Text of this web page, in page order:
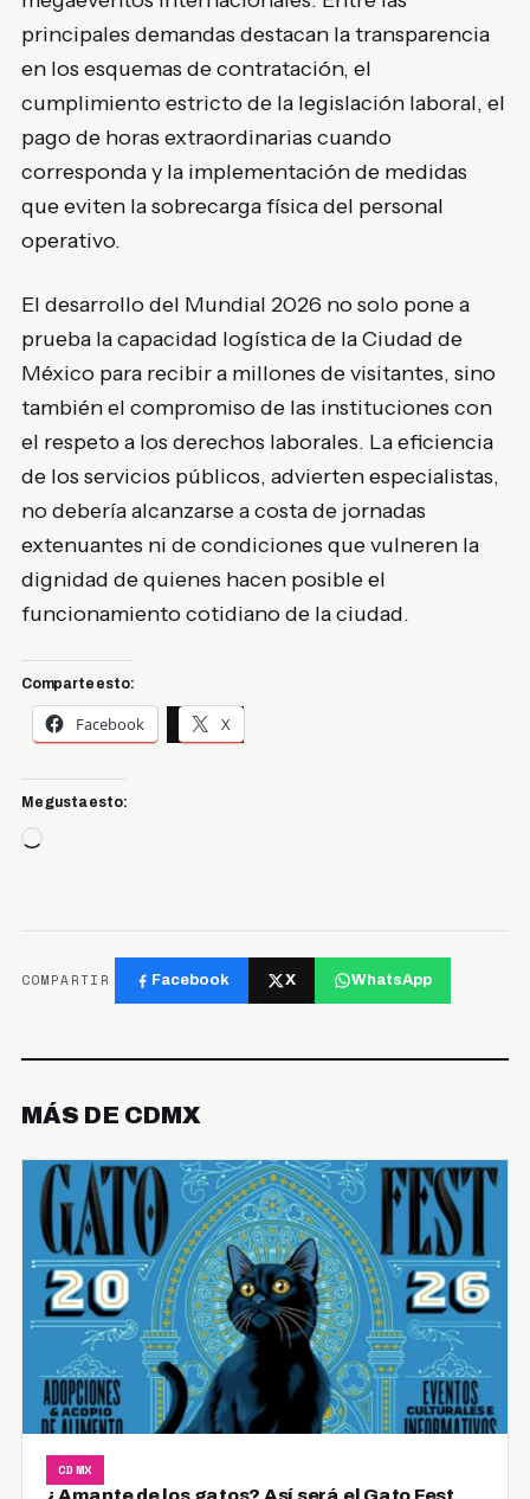
principales demandas destacan la transparencia
en los esquemas de contratación, el
cumplimiento estricto de la legislación laboral, el
pago de horas extraordinarias cuando
corresponda y la implementación de medidas
que eviten la sobrecarga física del personal
operativo.
El desarrollo del Mundial 2026 no solo pone a
prueba la capacidad logística de la Ciudad de
México para recibir a millones de visitantes, sino
también el compromiso de las instituciones con
el respeto a los derechos laborales. La eficiencia
de los servicios públicos, advierten especialistas,
no debería alcanzarse a costa de jornadas
extenuantes ni de condiciones que vulneren la
dignidad de quienes hacen posible el
funcionamiento cotidiano de la ciudad.
Comparte esto:
Facebook X
Me gusta esto:
Cargando...
COMPARTIR Facebook X WhatsApp
MÁS DE CDMX
CDMX
¿Amante de los gatos? Así será el Gato Fest